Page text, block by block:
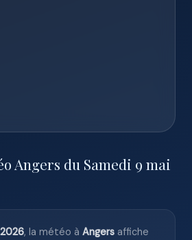
Angers du Samedi 9 mai
, la météo à Angers affiche